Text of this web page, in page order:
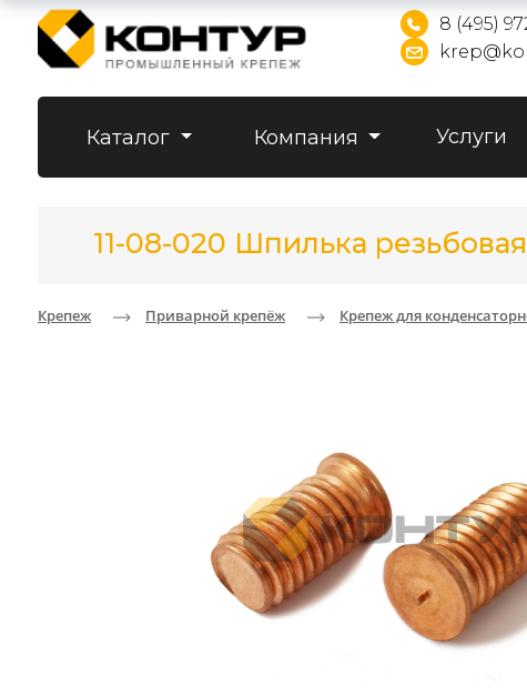
8 (495)
Каталог Компания Услуги
11-08-020 Шпилька
Крепеж Приварной крепёж Крепеж для